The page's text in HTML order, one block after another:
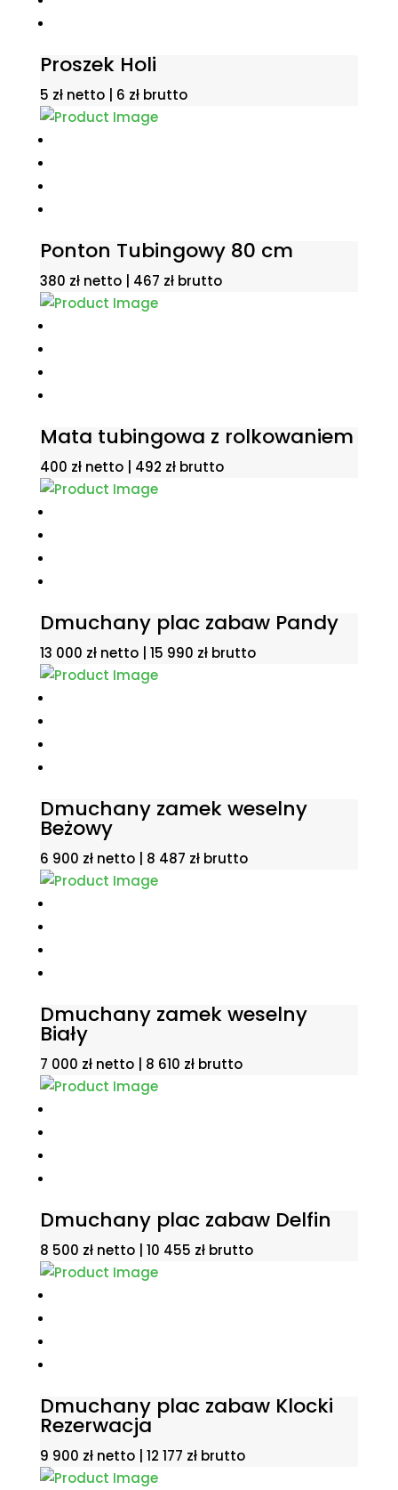
Proszek Holi
5 zł netto | 6 złbrutto
Ponton Tubingowy 80 cm
380 zł netto | 467 złbrutto
Mata tubingowa z rolkowaniem
400 zł netto | 492 złbrutto
Dmuchany plac zabaw Pandy
13 000 zł netto | 15 990 złbrutto
Dmuchany zamek weselny
Beżowy
6 900 zł netto | 8 487 złbrutto
Dmuchany zamek weselny
Biały
7 000 zł netto | 8 610 złbrutto
Dmuchany plac zabaw Delfin
8 500 zł netto | 10 455 złbrutto
Dmuchany plac zabaw Klocki
Rezerwacja
9 900 zł netto | 12 177 złbrutto